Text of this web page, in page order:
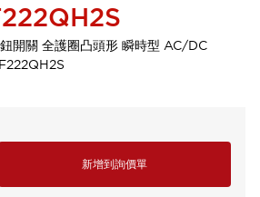
開關 全護圈凸頭形 瞬時型 AC/DC
新增到詢價單